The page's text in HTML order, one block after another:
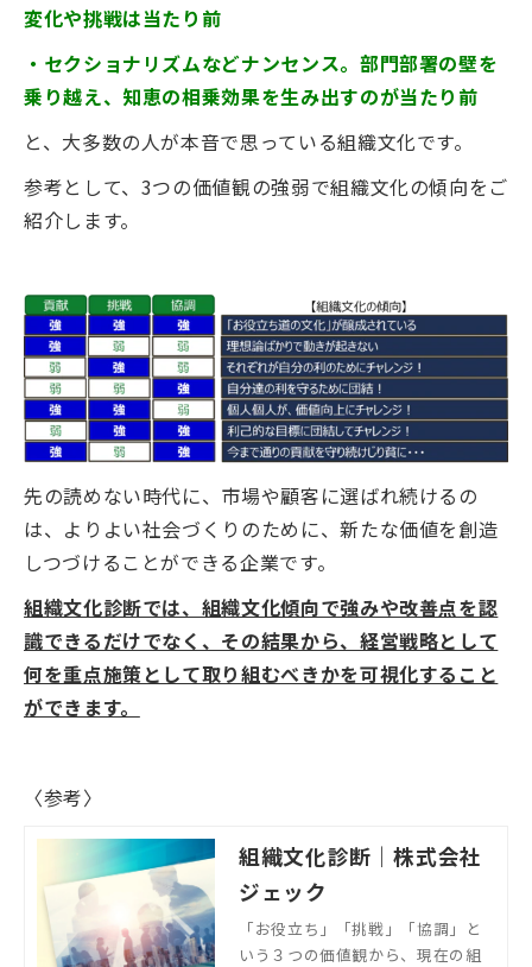
変化や挑戦は当たり前
・セクショナリズムなどナンセンス。部門部署の壁を
乗り越え、知恵の相乗効果を生み出すのが当たり前
と、大多数の人が本音で思っている組織文化です。
参考として、3つの価値観の強弱で組織文化の傾向をご
紹介します。
先の読めない時代に、市場や顧客に選ばれ続けるの
は、よりよい社会づくりのために、新たな価値を創造
しつづけることができる企業です。
組織文化診断では、組織文化傾向で強みや改善点を認
識できるだけでなく、その結果から、経営戦略として
何を重点施策として取り組むべきかを可視化すること
ができます。
〈参考〉
組織文化診断｜株式会社
ジェック
「お役立ち」「挑戦」「協調」と
いう３つの価値観から、現在の組